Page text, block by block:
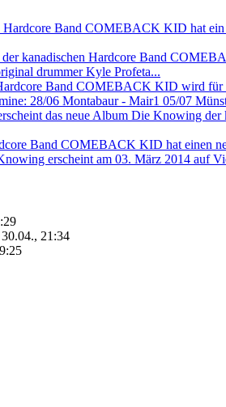
Hardcore Band COMEBACK KID hat
kanadischen Hardcore Band
drummer Kyle Profeta...
Band COMEBACK KID wird für
28/06 Montabaur - Mair1 05/07
das neue Album Die Knowing
Band COMEBACK KID hat einen
erscheint am 03. März 2014 auf
21:34